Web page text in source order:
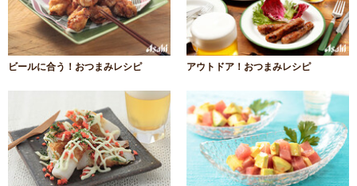
ビールに合う！おつまみレシピ アウトドア！おつまみレシピ